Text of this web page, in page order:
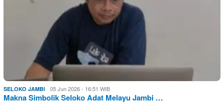
SELOKO JAMBI 05 Jun 2026 - 16:51 WIB
Makna Simbolik Seloko Adat Melayu Jambi …